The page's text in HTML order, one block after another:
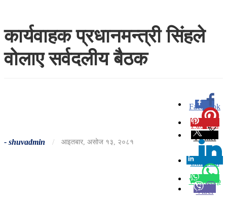
कार्यवाहक प्रधानमन्त्री सिंहले
वोलाए सर्वदलीय बैठक
- shuvadmin / आइतबार, असोज १३, २०८१
Facebook
0
Pinterest
Twitter
Linkedin
0
Whatsapp
Viber